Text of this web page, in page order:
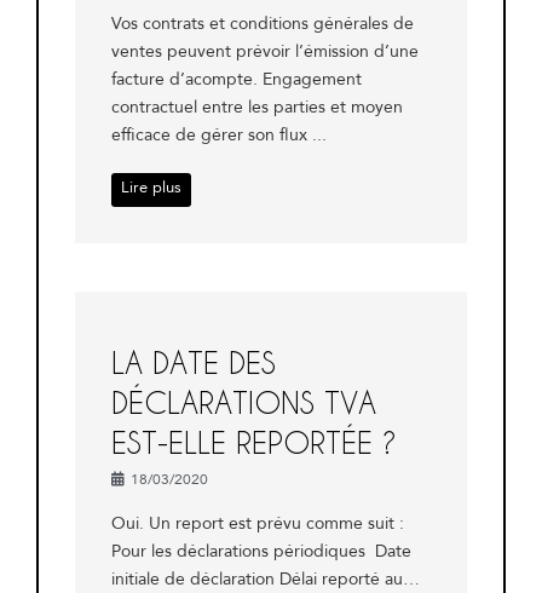
Vos contrats et conditions générales de
ventes peuvent prévoir l’émission d’une
facture d’acompte. Engagement
contractuel entre les parties et moyen
efficace de gérer son flux ...
Lire plus
LA DATE DES
DÉCLARATIONS TVA
EST-ELLE REPORTÉE ?
18/03/2020
Oui. Un report est prévu comme suit :
Pour les déclarations périodiques Date
initiale de déclaration Délai reporté au…